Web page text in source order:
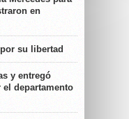
en
su libertad
y entregó
departamento